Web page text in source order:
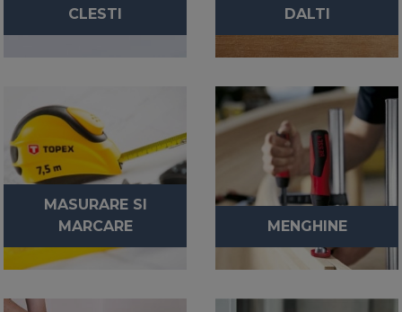
CLESTI DALTI
MASURARE SI
MARCARE
MENGHINE